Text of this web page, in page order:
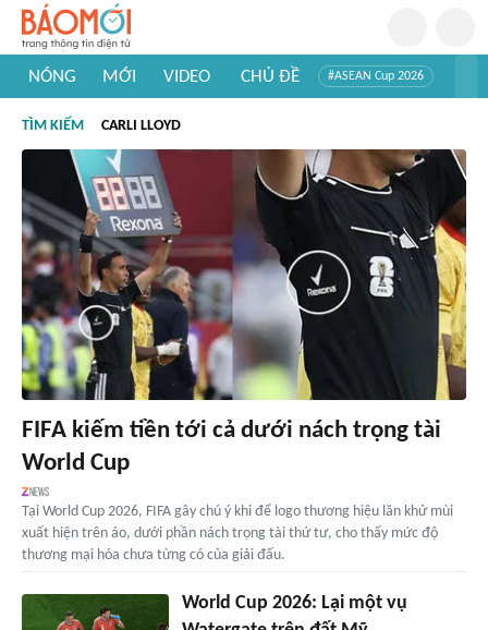
NÓNG MỚI VIDEO CHỦ ĐỀ #ASEAN Cup 2026
#Khám phá thế giới
TÌM KIẾM CARLI LLOYD
FIFA kiếm tiền tới cả dưới nách trọng tài
World Cup
Tại World Cup 2026, FIFA gây chú ý khi để logo thương hiệu lăn khử mùi
xuất hiện trên áo, dưới phần nách trọng tài thứ tư, cho thấy mức độ
thương mại hóa chưa từng có của giải đấu.
World Cup 2026: Lại một vụ